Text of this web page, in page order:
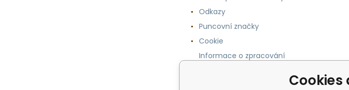
Odkazy
Puncovní značky
Cookie
Informace o zpracování
Cookies